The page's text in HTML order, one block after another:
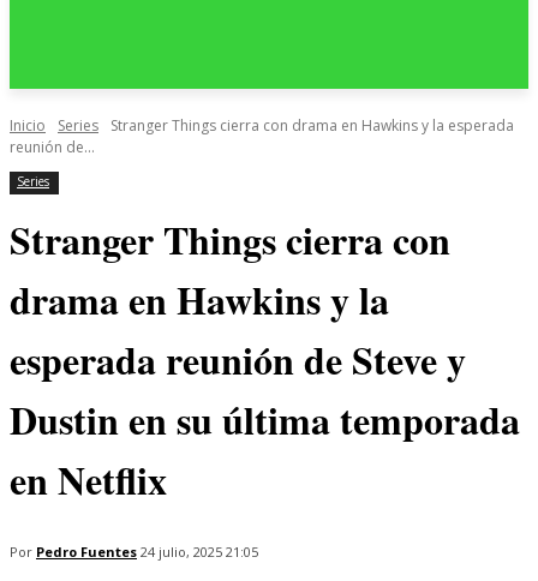
Inicio Series
Stranger Things cierra con drama en Hawkins y la esperada
reunión de...
Series
Stranger Things cierra con
drama en Hawkins y la
esperada reunión de Steve y
Dustin en su última temporada
en Netflix
Por Pedro Fuentes 24 julio, 2025 21:05